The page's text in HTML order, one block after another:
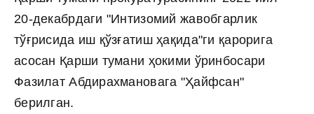
20-декабрдаги "Интизомий жавобгарлик
тўғрисида иш қўзғатиш ҳақида"ги қарорига
асосан Қарши тумани ҳокими ўринбосари
Фазилат Абдирахмановага "Ҳайфсан"
берилган.